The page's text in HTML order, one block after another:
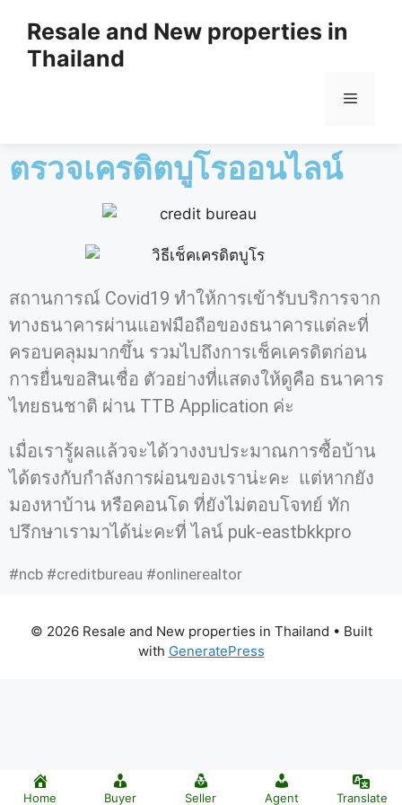
Resale and New properties in
Thailand
ตรวจเครดิตบูโรออนไลน์
สถานการณ์ Covid19 ทำให้การเข้ารับบริการจาก
ทางธนาคารผ่านแอฟมือถือของธนาคารแต่ละที่
ครอบคลุมมากขึ้น รวมไปถึงการเช็คเครดิตก่อน
การยื่นขอสินเชื่อ ตัวอย่างที่แสดงให้ดูคือ ธนาคาร
ไทยธนชาติ ผ่าน TTB Application ค่ะ
เมื่อเรารู้ผลแล้วจะได้วางงบประมาณการซื้อบ้าน
ได้ตรงกับกำลังการผ่อนของเราน่ะคะ แต่หากยัง
มองหาบ้าน หรือคอนโด ที่ยังไม่ตอบโจทย์ ทัก
ปรึกษาเรามาได้น่ะคะที่ ไลน์ puk-eastbkkpro
#ncb #creditbureau #onlinerealtor
© 2026 Resale and New properties in Thailand • Built
with GeneratePress
Home Buyer Seller Agent Translate